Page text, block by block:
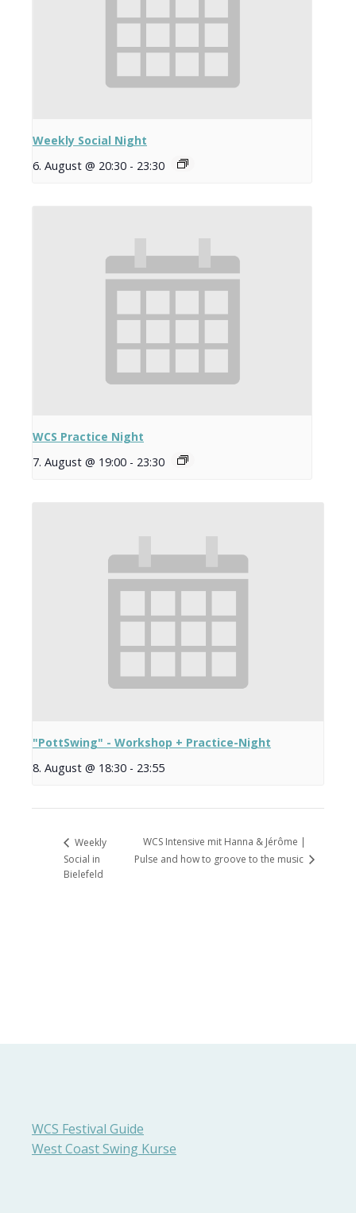
Weekly Social Night
6. August @ 20:30 - 23:30
WCS Practice Night
7. August @ 19:00 - 23:30
"PottSwing" - Workshop + Practice-Night
8. August @ 18:30 - 23:55
Weekly
Social in
Bielefeld
WCS Intensive mit Hanna & Jérôme |
Pulse and how to groove to the music
WCS Festival Guide
West Coast Swing Kurse